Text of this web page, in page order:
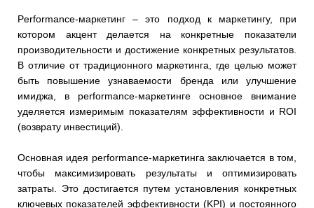
Performance-маркетинг – это подход к маркетингу, при
котором акцент делается на конкретные показатели
производительности и достижение конкретных результатов.
В отличие от традиционного маркетинга, где целью может
быть повышение узнаваемости бренда или улучшение
имиджа, в performance-маркетинге основное внимание
уделяется измеримым показателям эффективности и ROI
(возврату инвестиций).
Основная идея performance-маркетинга заключается в том,
чтобы максимизировать результаты и оптимизировать
затраты. Это достигается путем установления конкретных
ключевых показателей эффективности (KPI) и постоянного